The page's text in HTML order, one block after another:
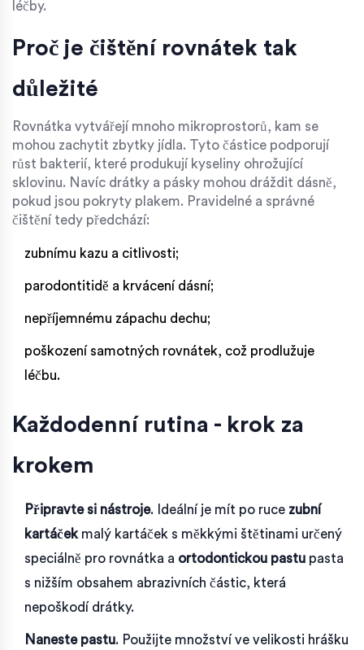
léčby.
Proč je čištění rovnátek tak
důležité
Rovnátka vytvářejí mnoho mikroprostorů, kam se
mohou zachytit zbytky jídla. Tyto částice podporují
růst bakterií, které produkují kyseliny ohrožující
sklovinu. Navíc drátky a pásky mohou dráždit dásně,
pokud jsou pokryty plakem. Pravidelné a správné
čištění tedy předchází:
zubnímu kazu a citlivosti;
parodontitidě a krvácení dásní;
nepříjemnému zápachu dechu;
poškození samotných rovnátek, což prodlužuje
léčbu.
Každodenní rutina - krok za
krokem
Připravte si nástroje. Ideální je mít po ruce zubní
kartáček malý kartáček s měkkými štětinami určený
speciálně pro rovnátka a ortodontickou pastu pasta
s nižším obsahem abrazivních částic, která
nepoškodí drátky.
Naneste pastu. Použijte množství ve velikosti hrášku